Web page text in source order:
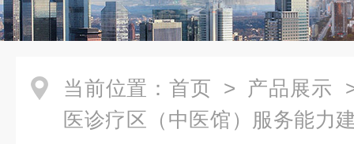
当前位置： 首页 > 产品展示
医诊疗区（中医馆）服务能力